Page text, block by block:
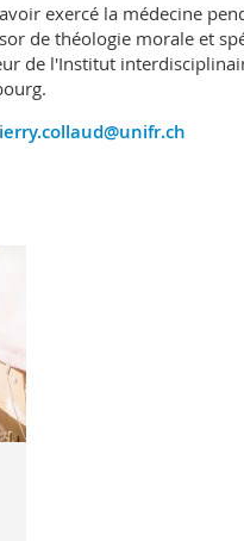
exercé la médecine
de théologie morale et
de l'Institut